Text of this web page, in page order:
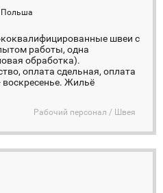
Польша
швеи с
работы, одна
обработка).
оплата сдельная, оплата
Жильё
Рабочий персонал / Швея